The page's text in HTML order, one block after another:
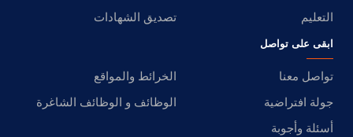
التعليم
تصديق الشهادات
ابقى على تواصل
تواصل معنا
الخرائط والمواقع
جولة افتراضية
الوظائف و الوظائف الشاغرة
أسئلة وأجوبة